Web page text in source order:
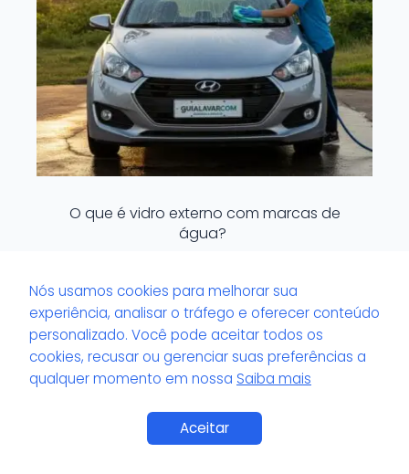
O que é vidro externo com marcas de
água?
Nós usamos cookies para melhorar sua
experiência, analisar o tráfego e oferecer conteúdo
personalizado. Você pode aceitar todos os
cookies, recusar ou gerenciar suas preferências a
qualquer momento em nossa Saiba mais
AceitarSaiba Mais